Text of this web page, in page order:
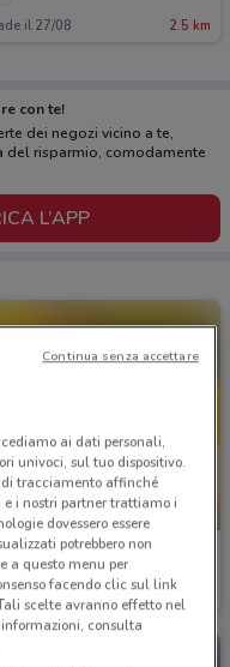
il 27/08 2.5 km
con te!
dei negozi vicino a te,
del risparmio, comodamente
L’APP
NUOVO
Mondadori Store
il 31/08 2.5 km
ai dati personali,
univoci, sul tuo dispositivo.
tracciamento affinché
i nostri partner trattiamo i
dovessero essere
potrebbero non
a questo menu per
facendo clic sul link
scelte avranno effetto nel
consulta
Continua senza accettare